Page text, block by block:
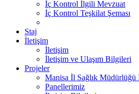
İç Kontrol İlgili Mevzuat
İç Kontrol Teşkilat Şeması
Staj
İletişim
İletişim
İletişim ve Ulaşım Bilgileri
Projeler
Manisa İl Sağlık Müdürlüğü
Panellerimiz